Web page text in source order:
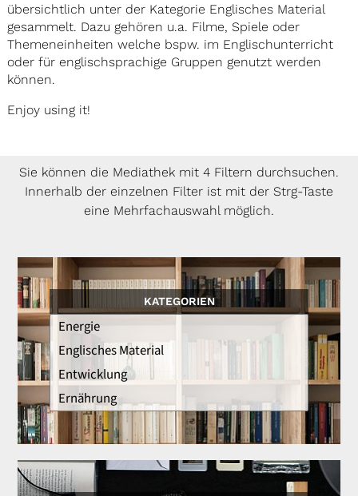
übersichtlich unter der Kategorie Englisches Material
gesammelt. Dazu gehören u.a. Filme, Spiele oder
Themeneinheiten welche bspw. im Englischunterricht
oder für englischsprachige Gruppen genutzt werden
können.
Enjoy using it!
Sie können die Mediathek mit 4 Filtern durchsuchen.
Innerhalb der einzelnen Filter ist mit der Strg-Taste
eine Mehrfachauswahl möglich.
KATEGORIEN